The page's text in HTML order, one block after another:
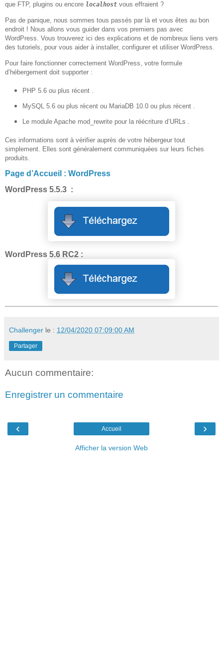
que FTP, plugins ou encore localhost vous effraient ?
Pas de panique, nous sommes tous passés par là et vous êtes au bon
endroit ! Nous allons vous guider dans vos premiers pas avec
WordPress. Vous trouverez ici des explications et de nombreux liens vers
des tutoriels, pour vous aider à installer, configurer et utiliser WordPress.
Pour faire fonctionner correctement WordPress, votre formule
d’hébergement doit supporter :
PHP 5.6 ou plus récent .
MySQL 5.6 ou plus récent ou MariaDB 10.0 ou plus récent .
Le module Apache mod_rewrite pour la réécriture d’URLs .
Ces informations sont à vérifier auprès de votre hébergeur tout
simplement. Elles sont généralement communiquées sur leurs fiches
produits.
Page d’Accueil : WordPress
WordPress 5.5.3 :
WordPress 5.6 RC2 :
Challenger le : 12/04/2020 07:09:00 AM
Partager
Aucun commentaire:
Enregistrer un commentaire
‹ ›
Accueil
Afficher la version Web